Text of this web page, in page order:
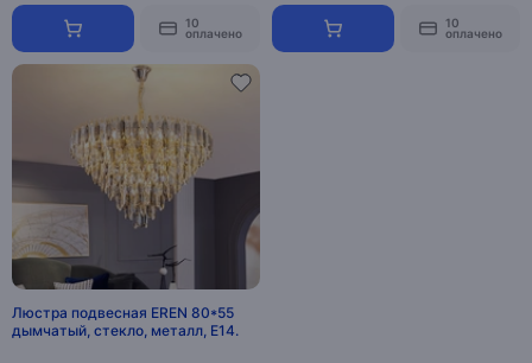
10
оплачено
10
оплачено
Люстра подвесная EREN 80*55
дымчатый, стекло, металл, Е14.